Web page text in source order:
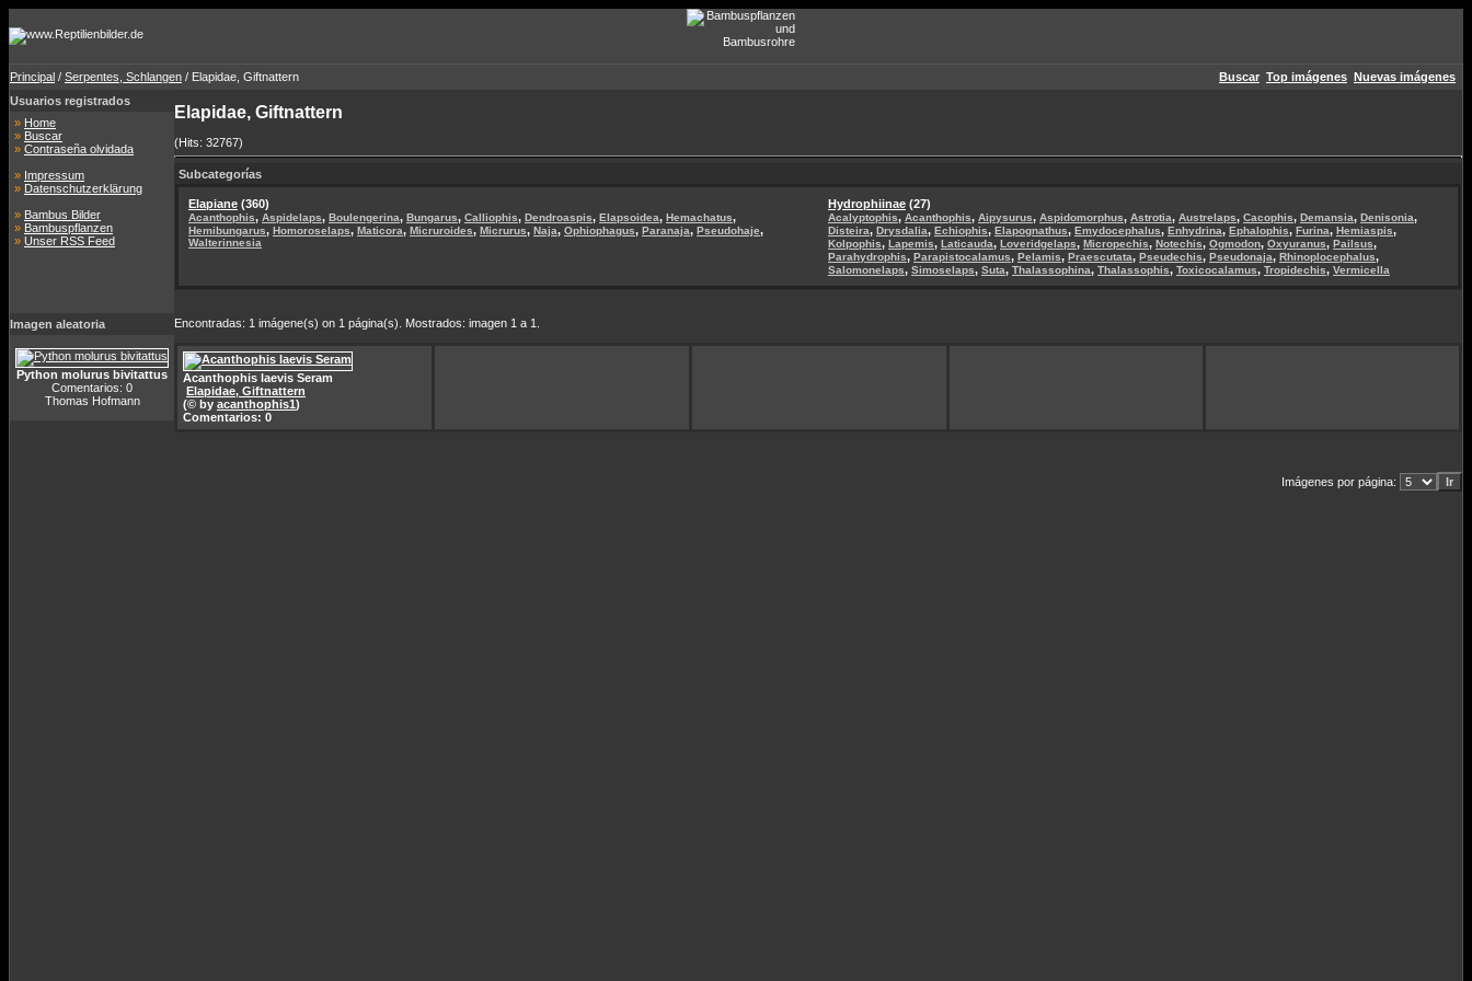
Principal / Serpentes, Schlangen / Elapidae, Giftnattern Buscar Top imágenes Nuevas imágenes
Usuarios registrados
» Home
» Buscar
» Contraseña olvidada
» Impressum
» Datenschutzerklärung
» Bambus Bilder
» Bambuspflanzen
» Unser RSS Feed
Imagen aleatoria
Python molurus bivitattus
Comentarios: 0
Thomas Hofmann
Elapidae, Giftnattern
(Hits: 32767)
Subcategorías
Elapiane (360)
Acanthophis, Aspidelaps, Boulengerina, Bungarus, Calliophis, Dendroaspis, Elapsoidea, Hemachatus,
Hemibungarus, Homoroselaps, Maticora, Micruroides, Micrurus, Naja, Ophiophagus, Paranaja, Pseudohaje,
Walterinnesia
Hydrophiinae (27)
Acalyptophis, Acanthophis, Aipysurus, Aspidomorphus, Astrotia, Austrelaps, Cacophis, Demansia, Denisonia,
Disteira, Drysdalia, Echiophis, Elapognathus, Emydocephalus, Enhydrina, Ephalophis, Furina, Hemiaspis,
Kolpophis, Lapemis, Laticauda, Loveridgelaps, Micropechis, Notechis, Ogmodon, Oxyuranus, Pailsus,
Parahydrophis, Parapistocalamus, Pelamis, Praescutata, Pseudechis, Pseudonaja, Rhinoplocephalus,
Salomonelaps, Simoselaps, Suta, Thalassophina, Thalassophis, Toxicocalamus, Tropidechis, Vermicella
Encontradas: 1 imágene(s) on 1 página(s). Mostrados: imagen 1 a 1.
Acanthophis laevis Seram
Elapidae, Giftnattern
(© by acanthophis1)
Comentarios: 0
Imágenes por página: